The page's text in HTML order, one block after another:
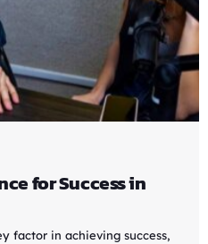
for Success in
factor in achieving success,